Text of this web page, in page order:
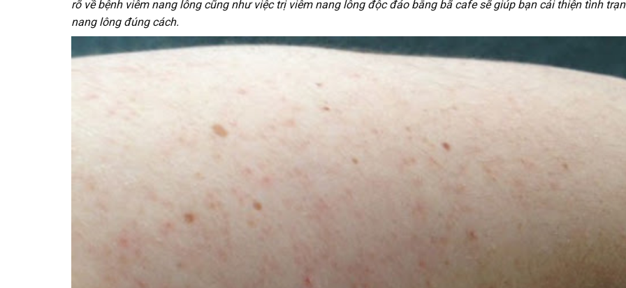
rõ về bệnh viêm nang lông cũng như việc trị viêm nang lông độc đáo bằng bã cafe sẽ giúp bạn cải thiện tình
nang lông đúng cách.